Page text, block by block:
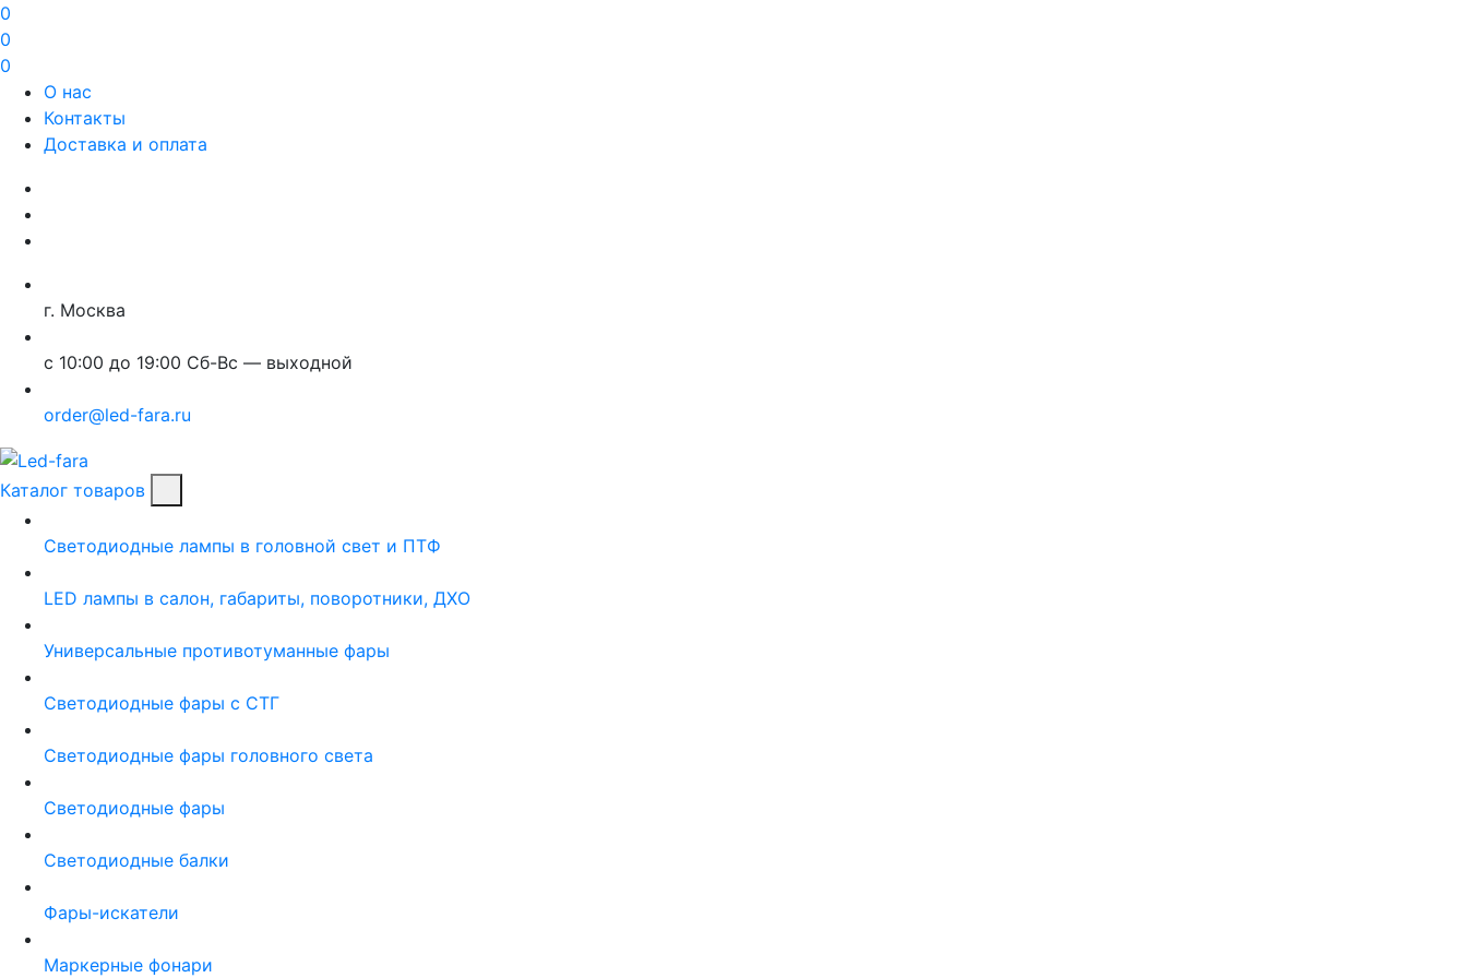
0
0
0
О нас
Контакты
Доставка и оплата
г. Москва
с 10:00 до 19:00 Сб-Вс — выходной
order@led-fara.ru
Каталог товаров
Светодиодные лампы в головной свет и ПТФ
LED лампы в салон, габариты, поворотники, ДХО
Универсальные противотуманные фары
Светодиодные фары с СТГ
Светодиодные фары головного света
Светодиодные фары
Светодиодные балки
Фары-искатели
Маркерные фонари